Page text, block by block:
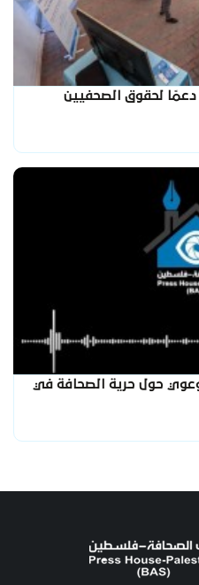
لحقوق الصحفيين
حول حرية الصحافة في